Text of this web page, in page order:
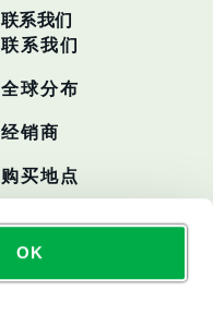
OK
联系我们
联系我们
全球分布
经销商
购买地点